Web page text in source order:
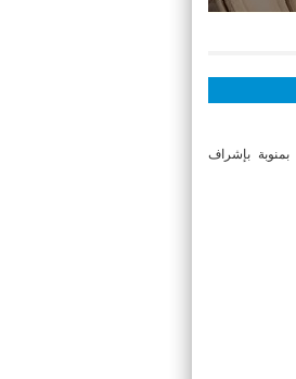
بمنوبة بإشراف